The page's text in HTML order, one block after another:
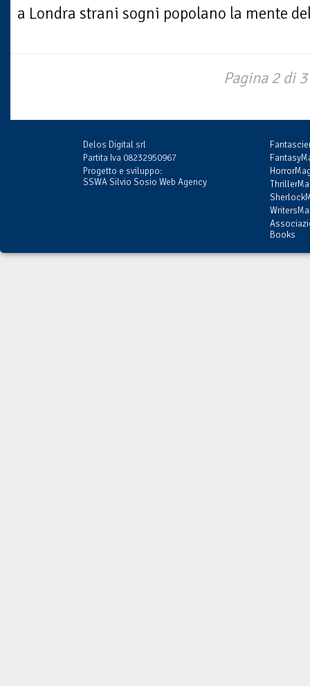
a Londra strani sogni popolano la mente
Pagina 2 di 3
Delos Digital srl
Partita Iva 08232950967
Progetto e sviluppo:
SSWA Silvio Sosio Web Agency
Books